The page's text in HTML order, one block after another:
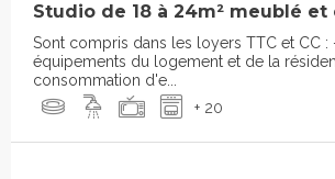
Studio de 18 à 24m² meublé et
Sont compris dans les loyers TTC et CC :
équipements du logement et de la
consommation d'e...
+ 20